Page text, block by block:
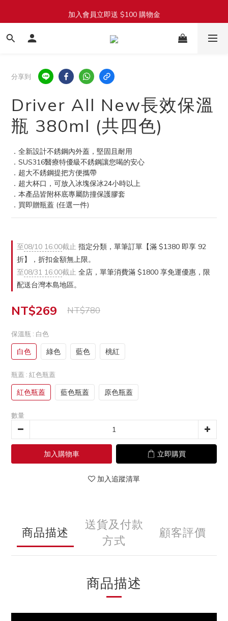
加入會員立即送 $100 購物金
加入會員立即送 $100 購物金
全館滿 $1800 享免運費（限台灣本島）
加入會員立即送 $100 購物金
分享到
Driver All New長效保溫
瓶 380ml (共四色)
．全新設計不銹鋼內外蓋，堅固且耐用
．SUS316醫療特優級不銹鋼讓您喝的安心
．超大不銹鋼提把方便攜帶
．超大杯口，可放入冰塊保冰24小時以上
．本產品皆附杯底專屬防撞保護膠套
．買即贈瓶蓋 (任選一件)
至08/10 16:00截止 指定分類，單筆訂單【滿 $1380 即享 92
折】，折扣金額無上限。
至08/31 16:00截止 全店，單筆消費滿 $1800 享免運優惠，限
配送台灣本島地區。
NT$269 NT$780
保溫瓶 : 白色
白色 綠色 藍色 桃紅
瓶蓋 : 紅色瓶蓋
紅色瓶蓋 藍色瓶蓋 原色瓶蓋
數量
加入購物車 立即購買
加入追蹤清單
商品描述
送貨及付款
方式
顧客評價
商品描述